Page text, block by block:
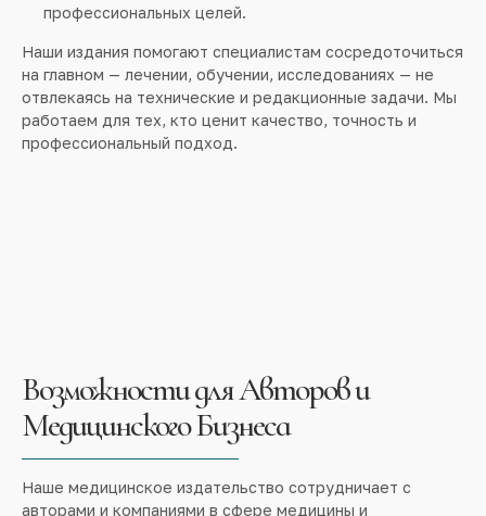
профессиональных целей.
Наши издания помогают специалистам сосредоточиться
на главном — лечении, обучении, исследованиях — не
отвлекаясь на технические и редакционные задачи. Мы
работаем для тех, кто ценит качество, точность и
профессиональный подход.
Возможности для Авторов и
Медицинского Бизнеса
Наше медицинское издательство сотрудничает с
авторами и компаниями в сфере медицины и